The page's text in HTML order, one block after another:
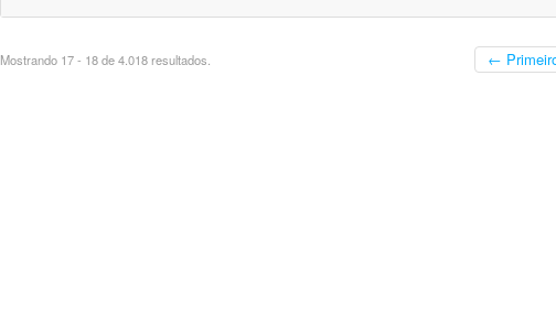
Mostrando 17 - 18 de 4.018 resultados. ←